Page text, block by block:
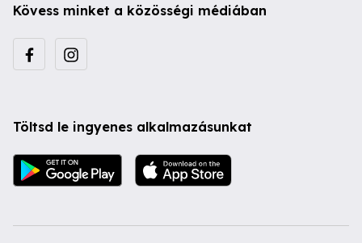
Kövess minket a közösségi médiában
Töltsd le ingyenes alkalmazásunkat